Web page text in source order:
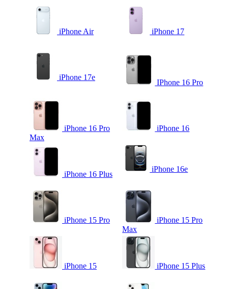
iPhone Air iPhone 17
iPhone 17e
IPhone 16 Pro
iPhone 16 Pro
Max
iPhone 16
iPhone 16 Plus
iPhone 16e
iPhone 15 Pro
iPhone 15 Pro
Max
iPhone 15 iPhone 15 Plus